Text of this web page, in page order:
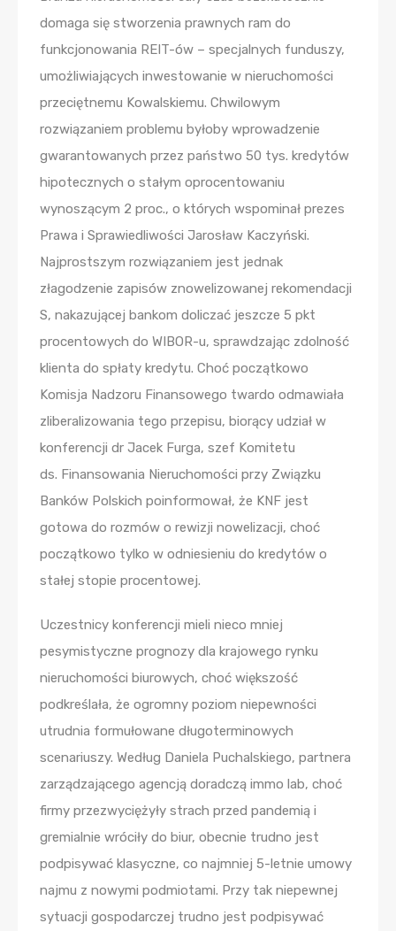
domaga się stworzenia prawnych ram do
funkcjonowania REIT-ów – specjalnych funduszy,
umożliwiających inwestowanie w nieruchomości
przeciętnemu Kowalskiemu. Chwilowym
rozwiązaniem problemu byłoby wprowadzenie
gwarantowanych przez państwo 50 tys. kredytów
hipotecznych o stałym oprocentowaniu
wynoszącym 2 proc., o których wspominał prezes
Prawa i Sprawiedliwości Jarosław Kaczyński.
Najprostszym rozwiązaniem jest jednak
złagodzenie zapisów znowelizowanej rekomendacji
S, nakazującej bankom doliczać jeszcze 5 pkt
procentowych do WIBOR-u, sprawdzając zdolność
klienta do spłaty kredytu. Choć początkowo
Komisja Nadzoru Finansowego twardo odmawiała
zliberalizowania tego przepisu, biorący udział w
konferencji dr Jacek Furga, szef Komitetu
ds. Finansowania Nieruchomości przy Związku
Banków Polskich poinformował, że KNF jest
gotowa do rozmów o rewizji nowelizacji, choć
początkowo tylko w odniesieniu do kredytów o
stałej stopie procentowej.
Uczestnicy konferencji mieli nieco mniej
pesymistyczne prognozy dla krajowego rynku
nieruchomości biurowych, choć większość
podkreślała, że ogromny poziom niepewności
utrudnia formułowane długoterminowych
scenariuszy. Według Daniela Puchalskiego, partnera
zarządzającego agencją doradczą immo lab, choć
firmy przezwyciężyły strach przed pandemią i
gremialnie wróciły do biur, obecnie trudno jest
podpisywać klasyczne, co najmniej 5-letnie umowy
najmu z nowymi podmiotami. Przy tak niepewnej
sytuacji gospodarczej trudno jest podpisywać